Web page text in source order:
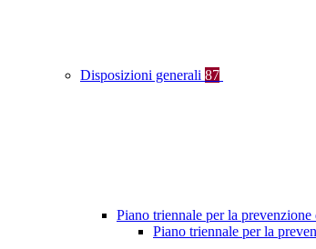
Disposizioni generali 87
Piano triennale per la
Piano triennale per la